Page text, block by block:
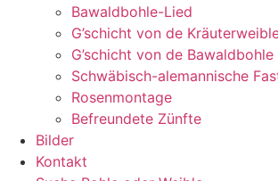
Bawaldbohle-Lied
G’schicht von de
G’schicht von de Bawaldbohle
Schwäbisch-alemannische
Rosenmontage
Befreundete Zünfte
Bilder
Kontakt